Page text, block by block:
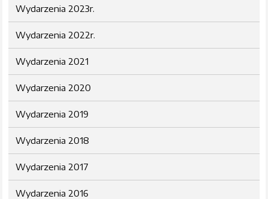
Wydarzenia 2023r.
Wydarzenia 2022r.
Wydarzenia 2021
Wydarzenia 2020
Wydarzenia 2019
Wydarzenia 2018
Wydarzenia 2017
Wydarzenia 2016